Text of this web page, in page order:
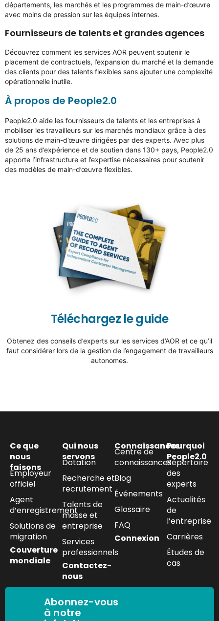
départements, les marchés et les programmes de main-d’œuvre
avec moins de pression sur les équipes internes.
Fournisseurs de talents et grandes agences
Découvrez comment les services AOR peuvent soutenir le
placement de contractuels, l’expansion du marché et la demande
des clients pour des talents flexibles sans ajouter une complexité
opérationnelle inutile.
À propos de People2.0
People2.0 aide les fournisseurs de talents et les entreprises à
mobiliser les travailleurs sur les marchés mondiaux grâce à des
solutions de main-d’œuvre dirigées par des experts. Avec plus
de 25 ans d’expérience et de soutien dans 130+ pays, People2.0
apporte l’infrastructure et l’expertise nécessaires pour soutenir
des modèles de main-d’œuvre flexibles.
Téléchargez le guide
Obtenez des conseils d’experts sur les services d’AOR et ce qu’il
faut considérer lors de la gestion de l’engagement de travailleurs
autonomes.
Ce que
nous
faisons
Employeur
officiel
Agent
d’enregistrement
Solutions de
migration
Couverture
mondiale
Qui nous
servons
Dotation
Recherche et
recrutement
Talents de
masse et
entreprise
Services
professionnels
Contactez-
nous
Connaissances
Centre de
connaissances
Blog
Événements
Glossaire
FAQ
Connexion
Pourquoi
People2.0
Répertoire
des
experts
Actualités
de
l’entreprise
Carrières
Études de
cas
Abonnez-vous
à notre